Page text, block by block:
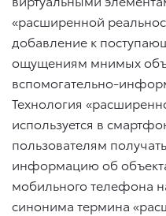
«расширенной
добавление к
ощущениям мнимых
вспомогательно-
Технология
используется в
пользователям
информацию об
мобильного телефона
синонима термина